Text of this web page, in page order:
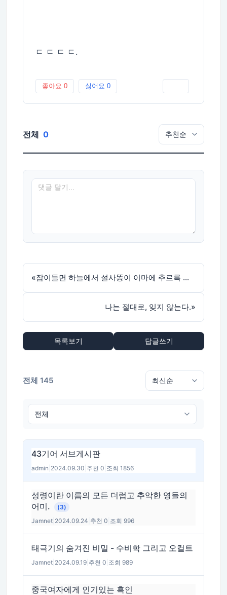
ㄷ ㄷ ㄷ ㄷ.
좋아요 0 싫어요 0
전체 0
« 잠이들면 하늘에서 설사똥이 이마에 추르륵 흘러내리는 경험을 해본적이 있니.
나는 절대로, 잊지 않는다.»
목록보기 답글쓰기
전체 145
43기어 서브게시판
admin 2024.09.30 추천 0 조회 1856
성령이란 이름의 모든 더럽고 추악한 영들의
어미.
(3)
Jamnet 2024.09.24 추천 0 조회 996
태극기의 숨겨진 비밀 - 수비학 그리고 오컬트
Jamnet 2024.09.19 추천 0 조회 989
중국여자에게 인기있는 흑인